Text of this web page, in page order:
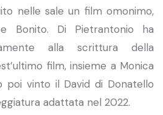
nelle sale un film omonimo,
Bonito. Di Pietrantonio ha
alla scrittura della
film, insieme a Monica
poi vinto il David di Donatello
adattata nel 2022.